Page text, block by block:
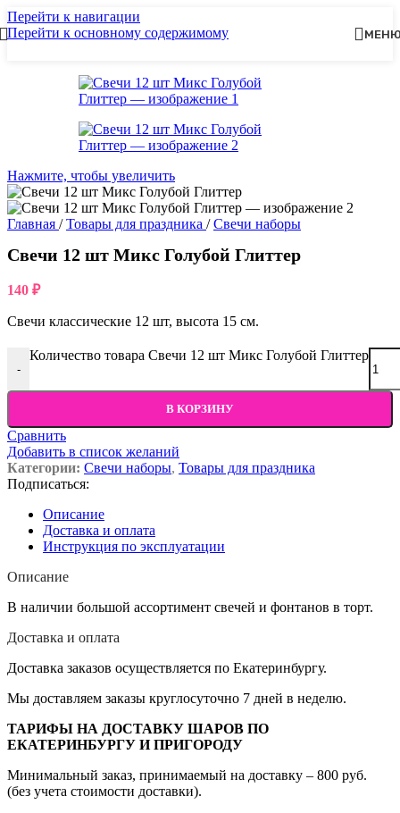
Перейти к навигации
Перейти к основному содержимому
Нажмите, чтобы увеличить
Главная / Товары для праздника / Свечи наборы
Свечи 12 шт Микс Голубой Глиттер
140 ₽
Свечи классические 12 шт, высота 15 см.
-
Количество товара Свечи 12 шт Микс Голубой Глиттер
В КОРЗИНУ
Сравнить
Добавить в список желаний
Категории: Свечи наборы, Товары для праздника
Подписаться:
Описание
Доставка и оплата
Инструкция по эксплуатации
Описание
В наличии большой ассортимент свечей и фонтанов в торт.
Доставка и оплата
Доставка заказов осуществляется по Екатеринбургу.
Мы доставляем заказы круглосуточно 7 дней в неделю.
ТАРИФЫ НА ДОСТАВКУ ШАРОВ ПО
ЕКАТЕРИНБУРГУ И ПРИГОРОДУ
Минимальный заказ, принимаемый на доставку – 800 руб.
(без учета стоимости доставки).